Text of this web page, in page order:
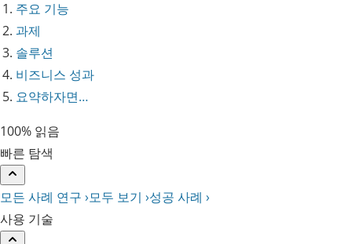
주요 기능
과제
솔루션
비즈니스 성과
요약하자면…
100% 읽음
빠른 탐색
모든 사례 연구 ›모두 보기 ›성공 사례 ›
사용 기술